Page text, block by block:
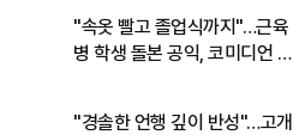
"속옷 빨고 졸업식까지"…근육
병 학생 돌본 공익, 코미디언 김
"경솔한 언행 깊이 반성"…고개